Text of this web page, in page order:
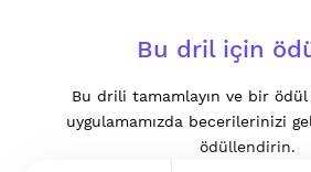
Bu dril için
Bu drili tamamlayın ve bir ödül
uygulamamızda becerilerinizi
ödüllendirin.